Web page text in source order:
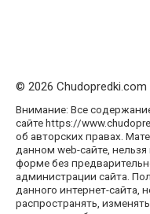
© 2026 Chudopredki.com
Внимание: Все
сайте https://
об авторских правах.
данном web-сайте,
форме без
администрации сайта.
данного интернет-сайта,
распространять,